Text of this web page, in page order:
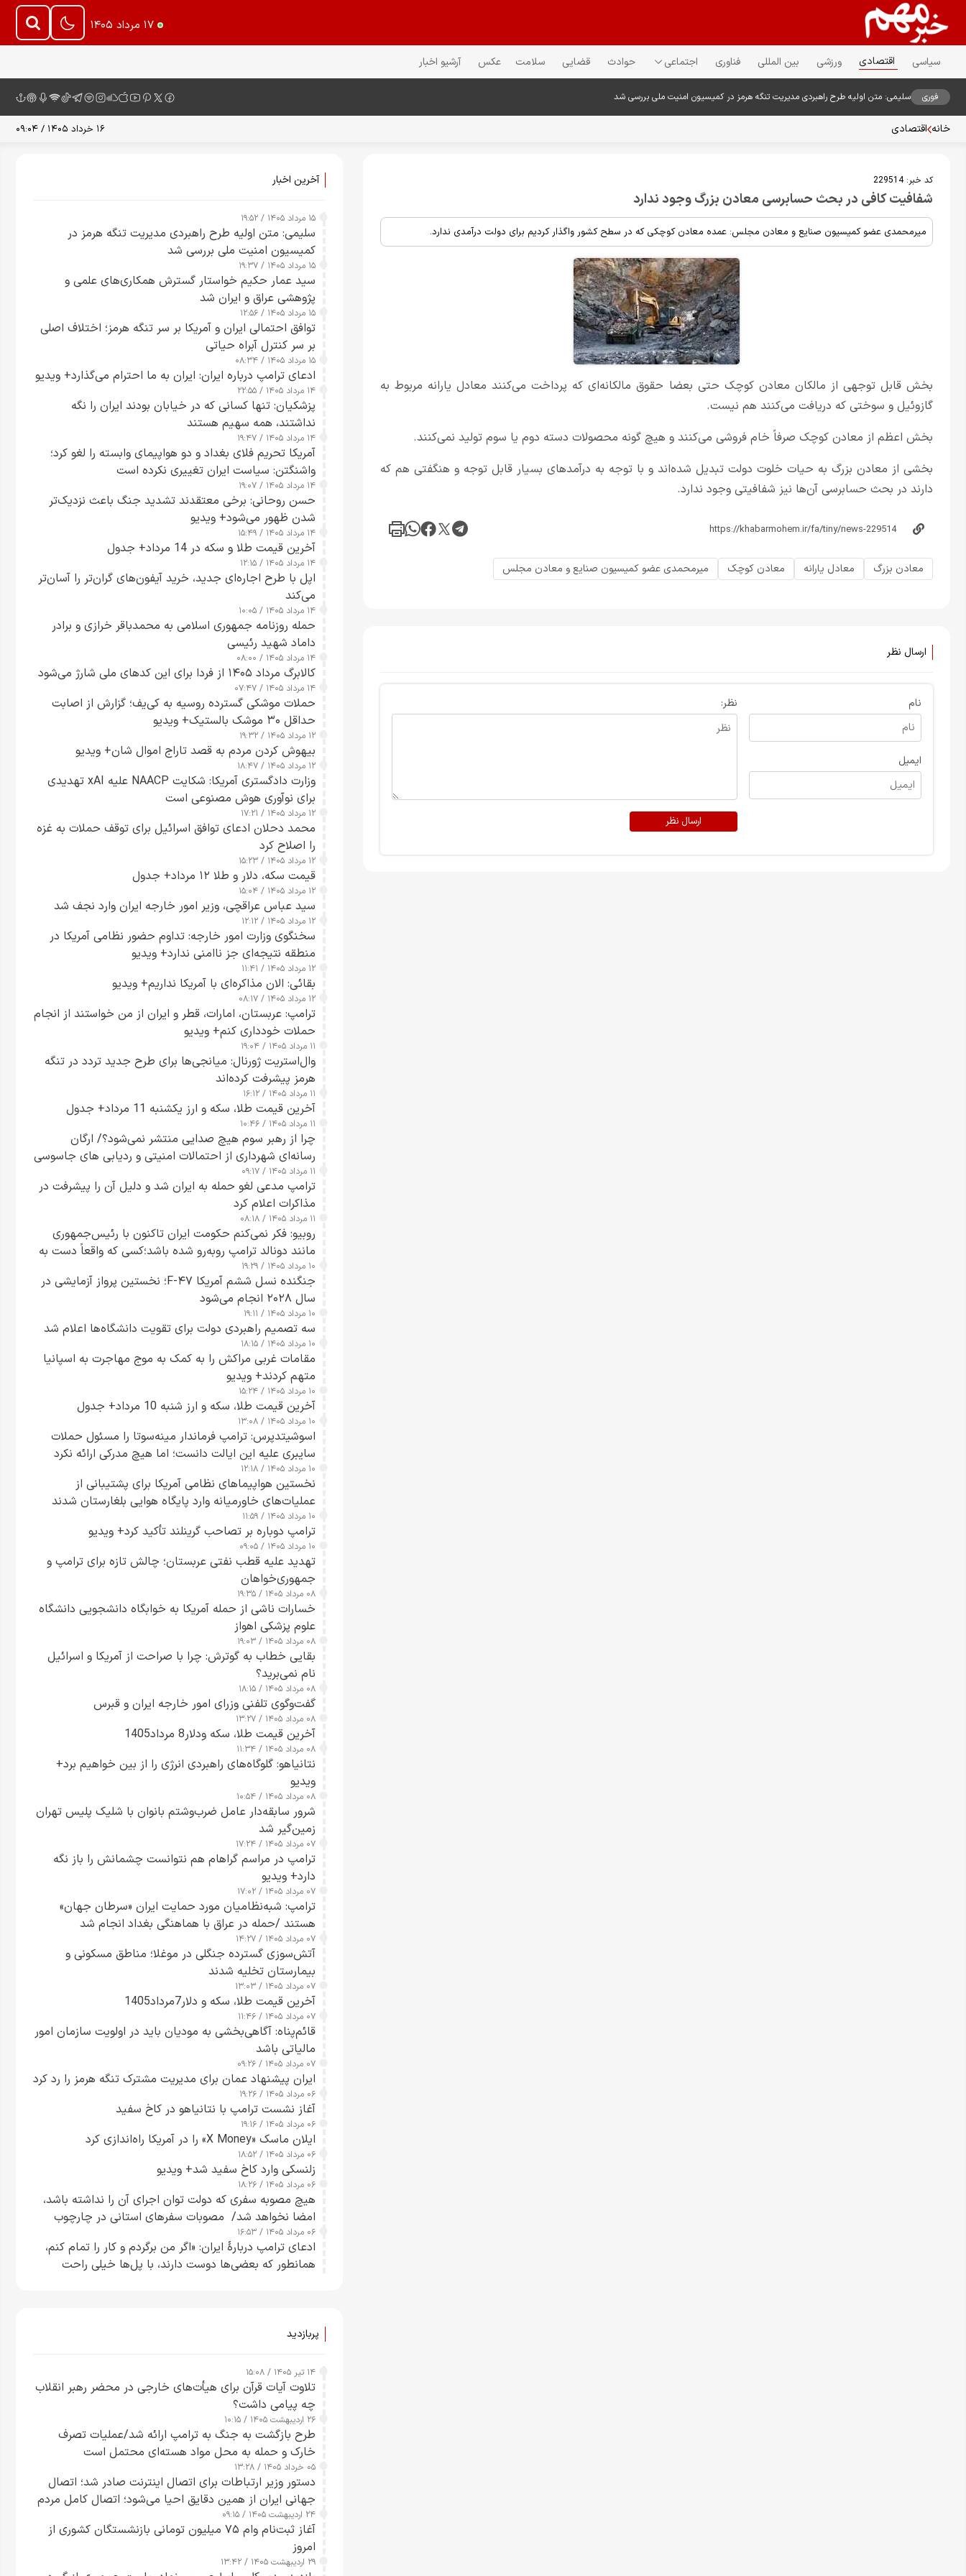
۱۷ مرداد ۱۴۰۵
سیاسی اقتصادی ورزشی بین المللی فناوری اجتماعی حوادث قضایی سلامت عکس آرشیو اخبار
فوری سلیمی: متن اولیه طرح راهبردی مدیریت تنگه هرمز در کمیسیون امنیت ملی بررسی شد
خانه اقتصادی ۱۶ خرداد ۱۴۰۵ / ۰۹:۰۴
کد خبر:229514
شفافیت کافی در بحث حسابرسی معادن بزرگ وجود ندارد
میرمحمدی عضو کمیسیون صنایع و معادن مجلس: عمده معادن کوچکی که در سطح کشور واگذار کردیم برای دولت درآمدی ندارد.
بخش قابل توجهی از مالکان معادن کوچک حتی بعضا حقوق مالکانه‌ای که پرداخت می‌کنند معادل یارانه مربوط به
گازوئیل و سوختی که دریافت می‌کنند هم نیست.
بخش اعظم از معادن کوچک صرفاً خام فروشی می‌کنند و هیچ گونه محصولات دسته دوم یا سوم تولید نمی‌کنند.
بخشی از معادن بزرگ به حیات خلوت دولت تبدیل شده‌اند و با توجه به درآمدهای بسیار قابل توجه و هنگفتی هم که
دارند در بحث حسابرسی آن‌ها نیز شفافیتی وجود ندارد.
معادن بزرگ معادل یارانه معادن کوچک میرمحمدی عضو کمیسیون صنایع و معادن مجلس
ارسال نظر
نام
ایمیل
نظر:
ارسال نظر
آخرین اخبار
۱۵ مرداد ۱۴۰۵ / ۱۹:۵۲
سلیمی: متن اولیه طرح راهبردی مدیریت تنگه هرمز در
کمیسیون امنیت ملی بررسی شد
۱۵ مرداد ۱۴۰۵ / ۱۹:۳۷
سید عمار حکیم خواستار گسترش همکاری‌های علمی و
پژوهشی عراق و ایران شد
۱۵ مرداد ۱۴۰۵ / ۱۲:۵۶
توافق احتمالی ایران و آمریکا بر سر تنگه هرمز؛ اختلاف اصلی
بر سر کنترل آبراه حیاتی
۱۵ مرداد ۱۴۰۵ / ۰۸:۳۴
ادعای ترامپ درباره ایران: ایران به ما احترام می‌گذارد+ ویدیو
۱۴ مرداد ۱۴۰۵ / ۲۲:۵۵
پزشکیان: تنها کسانی که در خیابان بودند ایران را نگه
نداشتند، همه سهیم هستند
۱۴ مرداد ۱۴۰۵ / ۱۹:۴۷
آمریکا تحریم فلای بغداد و دو هواپیمای وابسته را لغو کرد؛
واشنگتن: سیاست ایران تغییری نکرده است
۱۴ مرداد ۱۴۰۵ / ۱۹:۰۷
حسن روحانی: برخی معتقدند تشدید جنگ باعث نزدیک‌تر
شدن ظهور می‌شود+ ویدیو
۱۴ مرداد ۱۴۰۵ / ۱۵:۴۹
آخرین قیمت طلا و سکه در 14 مرداد+ جدول
۱۴ مرداد ۱۴۰۵ / ۱۲:۱۵
اپل با طرح اجاره‌ای جدید، خرید آیفون‌های گران‌تر را آسان‌تر
می‌کند
۱۴ مرداد ۱۴۰۵ / ۱۰:۰۵
حمله روزنامه جمهوری اسلامی به محمدباقر خرازی و برادر
داماد شهید رئیسی
۱۴ مرداد ۱۴۰۵ / ۰۸:۰۰
کالابرگ مرداد ۱۴۰۵ از فردا برای این کدهای ملی شارژ می‌شود
۱۴ مرداد ۱۴۰۵ / ۰۷:۴۷
حملات موشکی گسترده روسیه به کی‌یف؛ گزارش از اصابت
حداقل ۳۰ موشک بالستیک+ ویدیو
۱۲ مرداد ۱۴۰۵ / ۱۹:۳۲
بیهوش کردن مردم به قصد تاراج اموال شان+ ویدیو
۱۲ مرداد ۱۴۰۵ / ۱۸:۴۷
وزارت دادگستری آمریکا: شکایت NAACP علیه xAI تهدیدی
برای نوآوری هوش مصنوعی است
۱۲ مرداد ۱۴۰۵ / ۱۷:۲۱
محمد دحلان ادعای توافق اسرائیل برای توقف حملات به غزه
را اصلاح کرد
۱۲ مرداد ۱۴۰۵ / ۱۵:۲۳
قیمت سکه، دلار و طلا ۱۲ مرداد+ جدول
۱۲ مرداد ۱۴۰۵ / ۱۵:۰۴
سید عباس عراقچی، وزیر امور خارجه ایران وارد نجف شد
۱۲ مرداد ۱۴۰۵ / ۱۲:۱۲
سخنگوی وزارت امور خارجه: تداوم حضور نظامی آمریکا در
منطقه نتیجه‌ای جز ناامنی ندارد+ ویدیو
۱۲ مرداد ۱۴۰۵ / ۱۱:۴۱
بقائی: الان مذاکره‌ای با آمریکا نداریم+ ویدیو
۱۲ مرداد ۱۴۰۵ / ۰۸:۱۷
ترامپ: عربستان، امارات، قطر و ایران از من خواستند از انجام
حملات خودداری کنم+ ویدیو
۱۱ مرداد ۱۴۰۵ / ۱۹:۰۴
وال‌استریت ژورنال: میانجی‌ها برای طرح جدید تردد در تنگه
هرمز پیشرفت کرده‌اند
۱۱ مرداد ۱۴۰۵ / ۱۶:۱۲
آخرین قیمت طلا، سکه و ارز یکشنبه 11 مرداد+ جدول
۱۱ مرداد ۱۴۰۵ / ۱۰:۴۶
چرا از رهبر سوم هیچ صدایی منتشر نمی‌شود؟/ ارگان
رسانه‌ای شهرداری از احتمالات امنیتی و ردیابی های جاسوسی
گفت
۱۱ مرداد ۱۴۰۵ / ۰۹:۱۷
ترامپ مدعی لغو حمله به ایران شد و دلیل آن را پیشرفت در
مذاکرات اعلام کرد
۱۱ مرداد ۱۴۰۵ / ۰۸:۱۸
روبیو: فکر نمی‌کنم حکومت ایران تاکنون با رئیس‌جمهوری
مانند دونالد ترامپ روبه‌رو شده باشد؛کسی که واقعاً دست به
اقدام می‌زند
۱۰ مرداد ۱۴۰۵ / ۱۹:۲۹
جنگنده نسل ششم آمریکا F-۴۷؛ نخستین پرواز آزمایشی در
سال ۲۰۲۸ انجام می‌شود
۱۰ مرداد ۱۴۰۵ / ۱۹:۱۱
سه تصمیم راهبردی دولت برای تقویت دانشگاه‌ها اعلام شد
۱۰ مرداد ۱۴۰۵ / ۱۸:۱۵
مقامات غربی مراکش را به کمک به موج مهاجرت به اسپانیا
متهم کردند+ ویدیو
۱۰ مرداد ۱۴۰۵ / ۱۵:۲۴
آخرین قیمت طلا، سکه و ارز شنبه 10 مرداد+ جدول
۱۰ مرداد ۱۴۰۵ / ۱۳:۰۸
اسوشیتدپرس: ترامپ فرماندار مینه‌سوتا را مسئول حملات
سایبری علیه این ایالت دانست؛ اما هیچ مدرکی ارائه نکرد
۱۰ مرداد ۱۴۰۵ / ۱۲:۱۸
نخستین هواپیماهای نظامی آمریکا برای پشتیبانی از
عملیات‌های خاورمیانه وارد پایگاه هوایی بلغارستان شدند
۱۰ مرداد ۱۴۰۵ / ۱۱:۵۹
ترامپ دوباره بر تصاحب گرینلند تأکید کرد+ ویدیو
۱۰ مرداد ۱۴۰۵ / ۰۹:۰۵
تهدید علیه قطب نفتی عربستان؛ چالش تازه برای ترامپ و
جمهوری‌خواهان
۰۸ مرداد ۱۴۰۵ / ۱۹:۳۵
خسارات ناشی از حمله آمریکا به خوابگاه دانشجویی دانشگاه
علوم پزشکی اهواز
۰۸ مرداد ۱۴۰۵ / ۱۹:۰۳
بقایی خطاب به گوترش: چرا با صراحت از آمریکا و اسرائیل
نام نمی‌برید؟
۰۸ مرداد ۱۴۰۵ / ۱۸:۱۵
گفت‌وگوی تلفنی وزرای امور خارجه ایران و قبرس
۰۸ مرداد ۱۴۰۵ / ۱۳:۲۷
آخرین قیمت طلا، سکه ودلار8 مرداد1405
۰۸ مرداد ۱۴۰۵ / ۱۱:۳۴
نتانیاهو: گلوگاه‌های راهبردی انرژی را از بین خواهیم برد+
ویدیو
۰۸ مرداد ۱۴۰۵ / ۱۰:۵۴
شرور سابقه‌دار عامل ضرب‌وشتم بانوان با شلیک پلیس تهران
زمین‌گیر شد
۰۷ مرداد ۱۴۰۵ / ۱۷:۲۴
ترامپ در مراسم گراهام هم نتوانست چشمانش را باز نگه
دارد+ ویدیو
۰۷ مرداد ۱۴۰۵ / ۱۷:۰۲
ترامپ: شبه‌نظامیان مورد حمایت ایران «سرطان جهان»
هستند /حمله در عراق با هماهنگی بغداد انجام شد
۰۷ مرداد ۱۴۰۵ / ۱۴:۲۷
آتش‌سوزی گسترده جنگلی در موغلا؛ مناطق مسکونی و
بیمارستان تخلیه شدند
۰۷ مرداد ۱۴۰۵ / ۱۳:۰۳
آخرین قیمت طلا، سکه و دلار7مرداد1405
۰۷ مرداد ۱۴۰۵ / ۱۱:۴۶
قائم‌پناه: آگاهی‌بخشی به مودیان باید در اولویت سازمان امور
مالیاتی باشد
۰۷ مرداد ۱۴۰۵ / ۰۹:۲۶
ایران پیشنهاد عمان برای مدیریت مشترک تنگه هرمز را رد کرد
۰۶ مرداد ۱۴۰۵ / ۱۹:۲۶
آغاز نشست ترامپ با نتانیاهو در کاخ سفید
۰۶ مرداد ۱۴۰۵ / ۱۹:۱۶
ایلان ماسک «X Money» را در آمریکا راه‌اندازی کرد
۰۶ مرداد ۱۴۰۵ / ۱۸:۵۲
زلنسکی وارد کاخ سفید شد+ ویدیو
۰۶ مرداد ۱۴۰۵ / ۱۸:۲۶
هیچ مصوبه سفری که دولت توان اجرای آن را نداشته باشد،
امضا نخواهد شد/ مصوبات سفرهای استانی در چارچوب
قانون بودجه است+ عکس
۰۶ مرداد ۱۴۰۵ / ۱۶:۵۳
ادعای ترامپ دربارهٔ ایران: «اگر من برگردم و کار را تمام کنم،
همانطور که بعضی‌ها دوست دارند، با پل‌ها خیلی راحت
پربازدید
۱۴ تیر ۱۴۰۵ / ۱۵:۰۸
تلاوت آیات قرآن برای هیأت‌های خارجی در محضر رهبر انقلاب
چه پیامی داشت؟
۲۶ اردیبهشت ۱۴۰۵ / ۱۰:۱۵
طرح‌ بازگشت به جنگ به ترامپ ارائه شد/عملیات تصرف
خارک و حمله به محل مواد هسته‌ای محتمل است
۰۵ خرداد ۱۴۰۵ / ۱۳:۲۸
دستور وزیر ارتباطات برای اتصال اینترنت صادر شد؛ اتصال
جهانی ایران از همین دقایق احیا می‌شود؛ اتصال کامل مردم
تا ۲۴ ساعت آینده
۲۴ اردیبهشت ۱۴۰۵ / ۰۹:۱۵
آغاز ثبت‌نام وام ۷۵ میلیون تومانی بازنشستگان کشوری از
امروز
۲۹ اردیبهشت ۱۴۰۵ / ۱۳:۴۲